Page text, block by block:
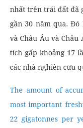
nhất trên trái đất đã
gần 30 năm qua. Đó
và Châu Âu và Châu
tích gấp khoảng 17
các nhà nghiên cứu
The amount of
most important
22 gigatonnes per